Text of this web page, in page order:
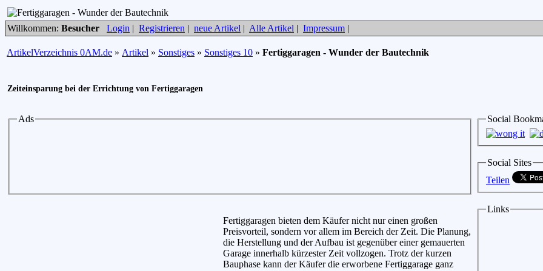
Willkommen: Besucher Login | Registrieren | neue Artikel | Alle Artikel | Impressum |
ArtikelVerzeichnis 0AM.de » Artikel » Sonstiges » Sonstiges 10 » Fertiggaragen - Wunder der Bautechnik
Zeiteinsparung bei der Errichtung von Fertiggaragen
Ads
Fertiggaragen bieten dem Käufer nicht nur einen großen
Preisvorteil, sondern vor allem im Bereich der Zeit. Die Planung,
die Herstellung und der Aufbau ist gegenüber einer gemauerten
Garage innerhalb kürzester Zeit vollzogen. Trotz der kurzen
Bauphase kann der Käufer die erworbene Fertiggarage ganz
Social
Social Sites
Teilen
Links